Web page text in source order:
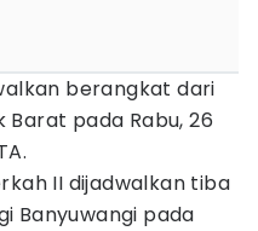
berangkat dari
Barat pada Rabu, 26
II dijadwalkan tiba
Banyuwangi pada